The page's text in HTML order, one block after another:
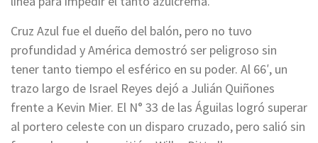
Cruz Azul fue el dueño del balón, pero no tuvo
profundidad y América demostró ser peligroso sin
tener tanto tiempo el esférico en su poder. Al 66′, un
trazo largo de Israel Reyes dejó a Julián Quiñones
frente a Kevin Mier. El N° 33 de las Águilas logró superar
al portero celeste con un disparo cruzado, pero salió sin